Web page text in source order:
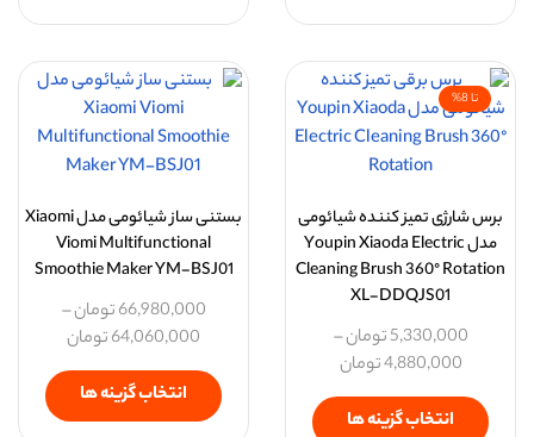
تا 8%
برس شارژی تمیز کننده شیائومی
مدل Youpin Xiaoda Electric
Cleaning Brush 360° Rotation
XL-DDQJS01
5,330,000تومان–
4,880,000تومان
انتخاب گزینه ها
بستنی ساز شیائومی مدل Xiaomi
Viomi Multifunctional
Smoothie Maker YM-BSJ01
66,980,000تومان–
64,060,000تومان
انتخاب گزینه ها